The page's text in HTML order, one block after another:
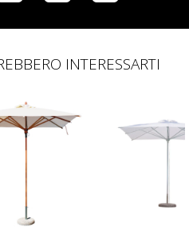
INTERESSARTI